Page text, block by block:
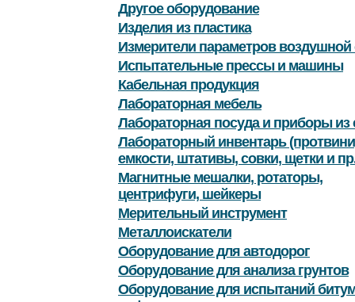
Другое оборудование
Изделия из пластика
Измерители параметров
Испытательные прессы и машины
Кабельная продукция
Лабораторная мебель
Лабораторная посуда и приборы из
Лабораторный инвентарь
емкости, штативы, совки, щетки и
Магнитные мешалки, ротаторы,
центрифуги, шейкеры
Мерительный инструмент
Металлоискатели
Оборудование для автодорог
Оборудование для анализа грунтов
Оборудование для испытаний